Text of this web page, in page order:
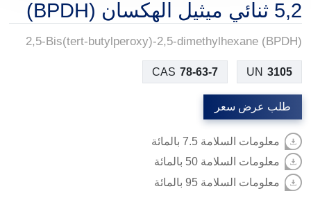
2,
5 ثنائي ميثيل الهكسان (BPDH)
2,5-Bis(tert-butylperoxy)-2,5-dimethylhexane (BPDH)
CAS 78-63-7 UN 3105
طلب عرض سعر
معلومات السلامة 7.5 بالمائة
معلومات السلامة 50 بالمائة
معلومات السلامة 95 بالمائة